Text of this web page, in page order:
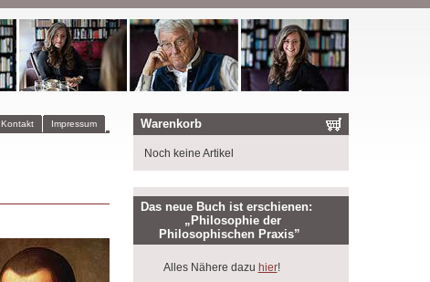
Impressum
Kontakt Warenkorb
Noch keine Artikel
Das neue Buch ist erschienen:
„Philosophie der
Philosophischen Praxis”
Alles Nähere dazu hier!